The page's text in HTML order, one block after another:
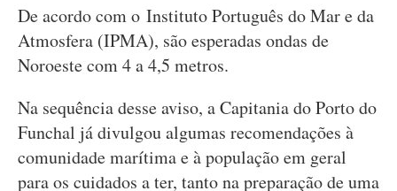
De acordo com o Instituto Português do Mar e da
Atmosfera (IPMA), são esperadas ondas de
Noroeste com 4 a 4,5 metros.
Na sequência desse aviso, a Capitania do Porto do
Funchal já divulgou algumas recomendações à
comunidade marítima e à população em geral
para os cuidados a ter, tanto na preparação de uma